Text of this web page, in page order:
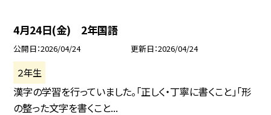
4月24日(金) 2年国語
公開日 2026/04/24 更新日 2026/04/24
２年生
漢字の学習を行っていました。「正しく・丁寧に書くこと」「形
の整った文字を書くこと...